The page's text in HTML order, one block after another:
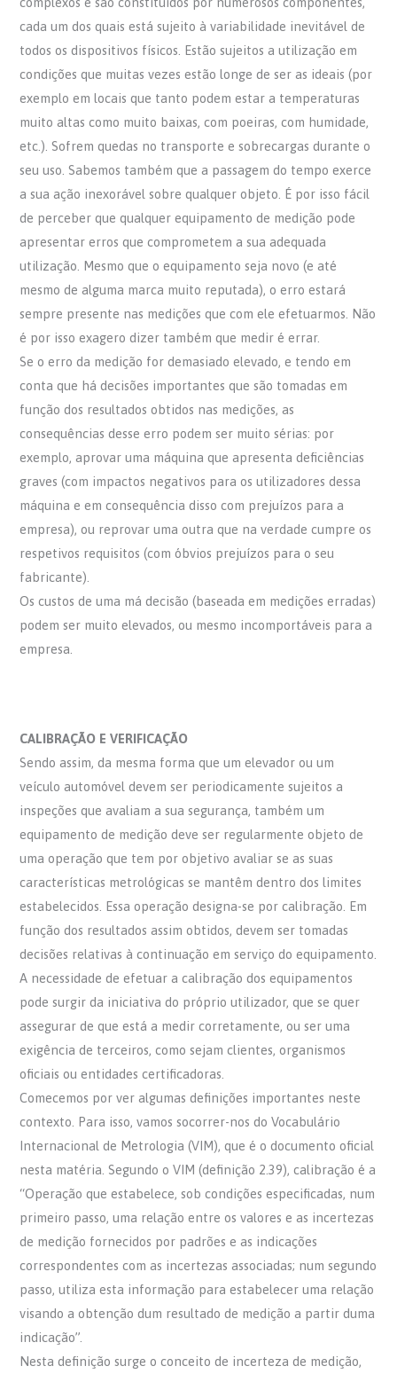
cada um dos quais está sujeito à variabilidade inevitável de
todos os dispositivos físicos. Estão sujeitos a utilização em
condições que muitas vezes estão longe de ser as ideais (por
exemplo em locais que tanto podem estar a temperaturas
muito altas como muito baixas, com poeiras, com humidade,
etc.). Sofrem quedas no transporte e sobrecargas durante o
seu uso. Sabemos também que a passagem do tempo exerce
a sua ação inexorável sobre qualquer objeto. É por isso fácil
de perceber que qualquer equipamento de medição pode
apresentar erros que comprometem a sua adequada
utilização. Mesmo que o equipamento seja novo (e até
mesmo de alguma marca muito reputada), o erro estará
sempre presente nas medições que com ele efetuarmos. Não
é por isso exagero dizer também que medir é errar.
Se o erro da medição for demasiado elevado, e tendo em
conta que há decisões importantes que são tomadas em
função dos resultados obtidos nas medições, as
consequências desse erro podem ser muito sérias: por
exemplo, aprovar uma máquina que apresenta deficiências
graves (com impactos negativos para os utilizadores dessa
máquina e em consequência disso com prejuízos para a
empresa), ou reprovar uma outra que na verdade cumpre os
respetivos requisitos (com óbvios prejuízos para o seu
fabricante).
Os custos de uma má decisão (baseada em medições erradas)
podem ser muito elevados, ou mesmo incomportáveis para a
empresa.
CALIBRAÇÃO E VERIFICAÇÃO
Sendo assim, da mesma forma que um elevador ou um
veículo automóvel devem ser periodicamente sujeitos a
inspeções que avaliam a sua segurança, também um
equipamento de medição deve ser regularmente objeto de
uma operação que tem por objetivo avaliar se as suas
características metrológicas se mantêm dentro dos limites
estabelecidos. Essa operação designa-se por calibração. Em
função dos resultados assim obtidos, devem ser tomadas
decisões relativas à continuação em serviço do equipamento.
A necessidade de efetuar a calibração dos equipamentos
pode surgir da iniciativa do próprio utilizador, que se quer
assegurar de que está a medir corretamente, ou ser uma
exigência de terceiros, como sejam clientes, organismos
oficiais ou entidades certificadoras.
Comecemos por ver algumas definições importantes neste
contexto. Para isso, vamos socorrer-nos do Vocabulário
Internacional de Metrologia (VIM), que é o documento oficial
nesta matéria. Segundo o VIM (definição 2.39), calibração é a
“Operação que estabelece, sob condições especificadas, num
primeiro passo, uma relação entre os valores e as incertezas
de medição fornecidos por padrões e as indicações
correspondentes com as incertezas associadas; num segundo
passo, utiliza esta informação para estabelecer uma relação
visando a obtenção dum resultado de medição a partir duma
indicação”.
Nesta definição surge o conceito de incerteza de medição,